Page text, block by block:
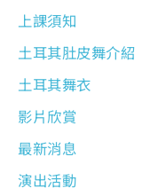
上課須知
土耳其肚皮舞介紹
土耳其舞衣
影片欣賞
最新消息
演出活動